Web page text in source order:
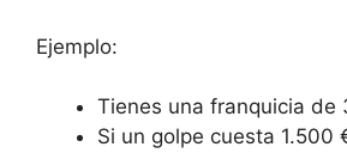
Ejemplo:
Tienes una franquicia de
Si un golpe cuesta 1.500